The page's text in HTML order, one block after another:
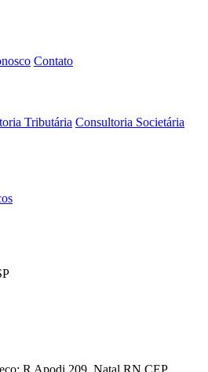
Contato
Tributária Consultoria Societária